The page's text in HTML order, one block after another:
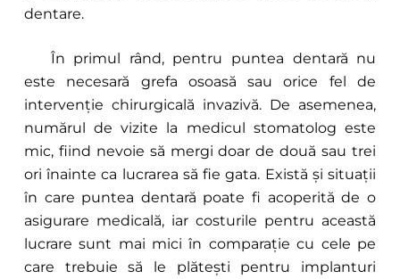
dentare.
În primul rând, pentru puntea dentară nu
este necesară grefa osoasă sau orice fel de
intervenție chirurgicală invazivă. De asemenea,
numărul de vizite la medicul stomatolog este
mic, fiind nevoie să mergi doar de două sau trei
ori înainte ca lucrarea să fie gata. Există și situații
în care puntea dentară poate fi acoperită de o
asigurare medicală, iar costurile pentru această
lucrare sunt mai mici în comparație cu cele pe
care trebuie să le plătești pentru implanturi